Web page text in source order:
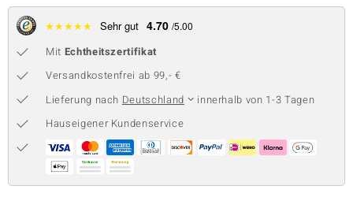
BY DE MELO
Collection
★★★★★ Sehr gut 4.70 /5.00
Mit Echtheitszertifikat
Versandkostenfrei ab 99,- €
Lieferung nach Deutschland
innerhalb von 1-3 Tagen
Hauseigener Kundenservice